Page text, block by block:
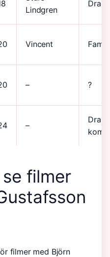
Lindgren
Vincent
– ?
–
filmer
filmer med Björn